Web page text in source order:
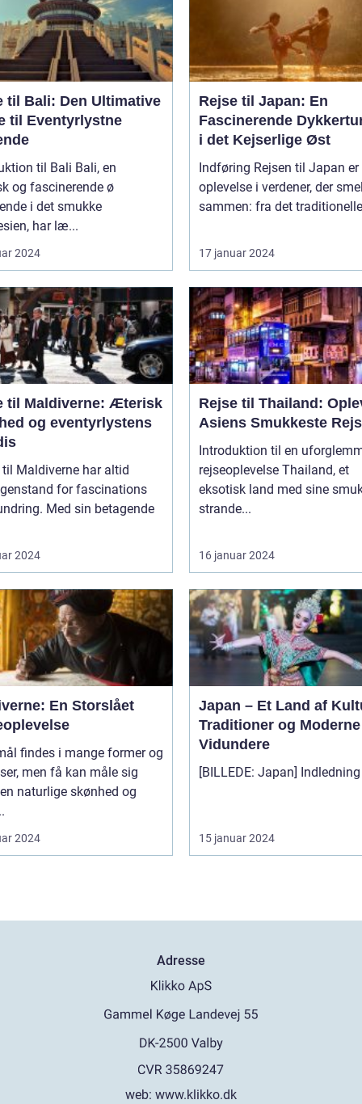
til Bali: Den Ultimative
til Eventyrlystne
til Bali Bali, en
og fascinerende ø
i det smukke
har læ...
2024
Rejse til Japan: En
Fascinerende
i det Kejserlige Øst
Indføring Rejsen til Japan er en
oplevelse i verdener, der
sammen: fra det
17 januar 2024
til Maldiverne: Æterisk
og eventyrlystens
til Maldiverne har altid
for fascinations
Med sin betagende
2024
Rejse til Thailand:
Asiens Smukkeste
Introduktion til en
rejseoplevelse Thailand, et
eksotisk land med sine
strande...
16 januar 2024
En Storslået
findes i mange former og
men få kan måle sig
naturlige skønhed og
2024
Japan – Et Land af
Traditioner og Moderne
Vidundere
15 januar 2024
Adresse
web: www.klikko.dk